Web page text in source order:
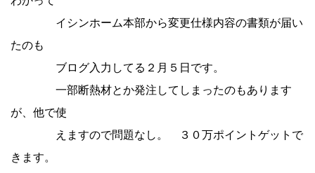
イシンホーム本部から変更仕様内容の書類が届い
たのも
ブログ入力してる２月５日です。
一部断熱材とか発注してしまったのもあります
が、他で使
えますので問題なし。 ３０万ポイントゲットで
きます。